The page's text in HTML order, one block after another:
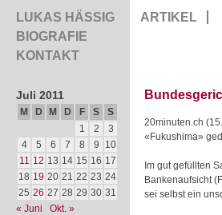
LUKAS HÄSSIG
BIOGRAFIE
KONTAKT
ARTIKEL
Juli 2011
M D M D F S
S
1
2
3
4
5 6 7 8 9
10
11 12 13 14 15 16 17
18 19 20 21 22 23 24
25 26 27 28 29 30 31
« Juni
Okt. »
20minuten.ch
«Fukushima»
Im gut gefüllten
Bankenaufsicht
sei selbst ein